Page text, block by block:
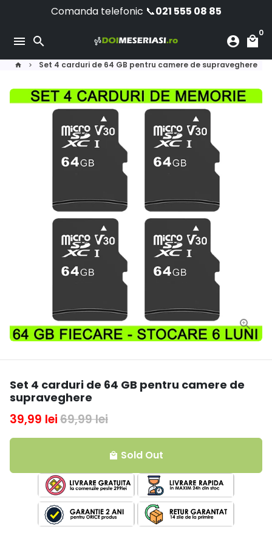
conținut
Comanda telefonic 📞021 555 08 85
menu search account_circle local_mall
0
home keyboard_arrow_right Set 4 carduri de 64 GB pentru camere de supraveghere
Set 4 carduri de 64 GB pentru camere de
supraveghere
39,99 lei69,99 lei
local_mall Sold Out